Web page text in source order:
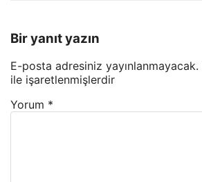
Bir yanıt yazın
E-posta adresiniz yayınlanmayacak.
ile işaretlenmişlerdir
Yorum *